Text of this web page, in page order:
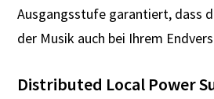
Ausgangsstufe garantiert, dass
der Musik auch bei Ihrem
Distributed Local Power